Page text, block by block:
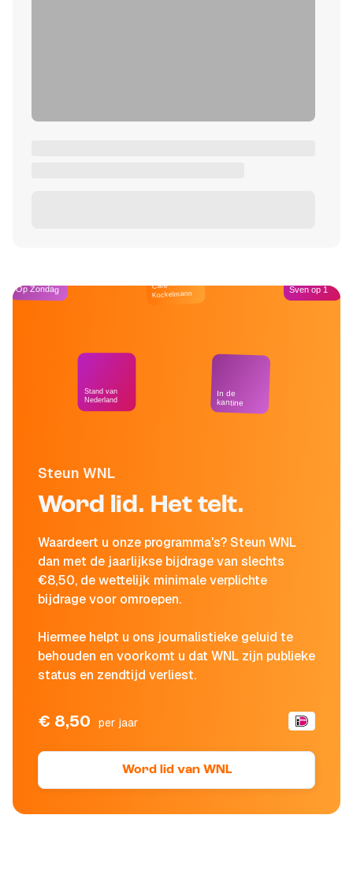
Steun WNL
Word lid. Het telt.
Waardeert u onze programma's? Steun WNL
dan met de jaarlijkse bijdrage van slechts
€8,50, de wettelijk minimale verplichte
bijdrage voor omroepen.
Hiermee helpt u ons journalistieke geluid te
behouden en voorkomt u dat WNL zijn publieke
status en zendtijd verliest.
€ 8,50 per jaar
Word lid van WNL
Op Zondag
Stand van
Nederland
Café
Kockelmann
In de
kantine
Sven op 1